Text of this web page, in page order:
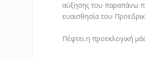
αύξησης του παραπάνω
ευαισθησία του
Πέφτει η προεκλογική